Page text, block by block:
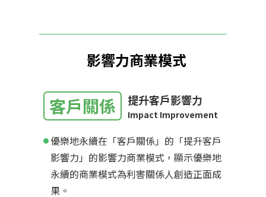
影響力商業模式
客戶關係 提升客戶影響力
Impact Improvement
優樂地永續在「客戶關係」的「提升客戶
影響力」的影響力商業模式，顯示優樂地
永續的商業模式為利害關係人創造正面成
果。